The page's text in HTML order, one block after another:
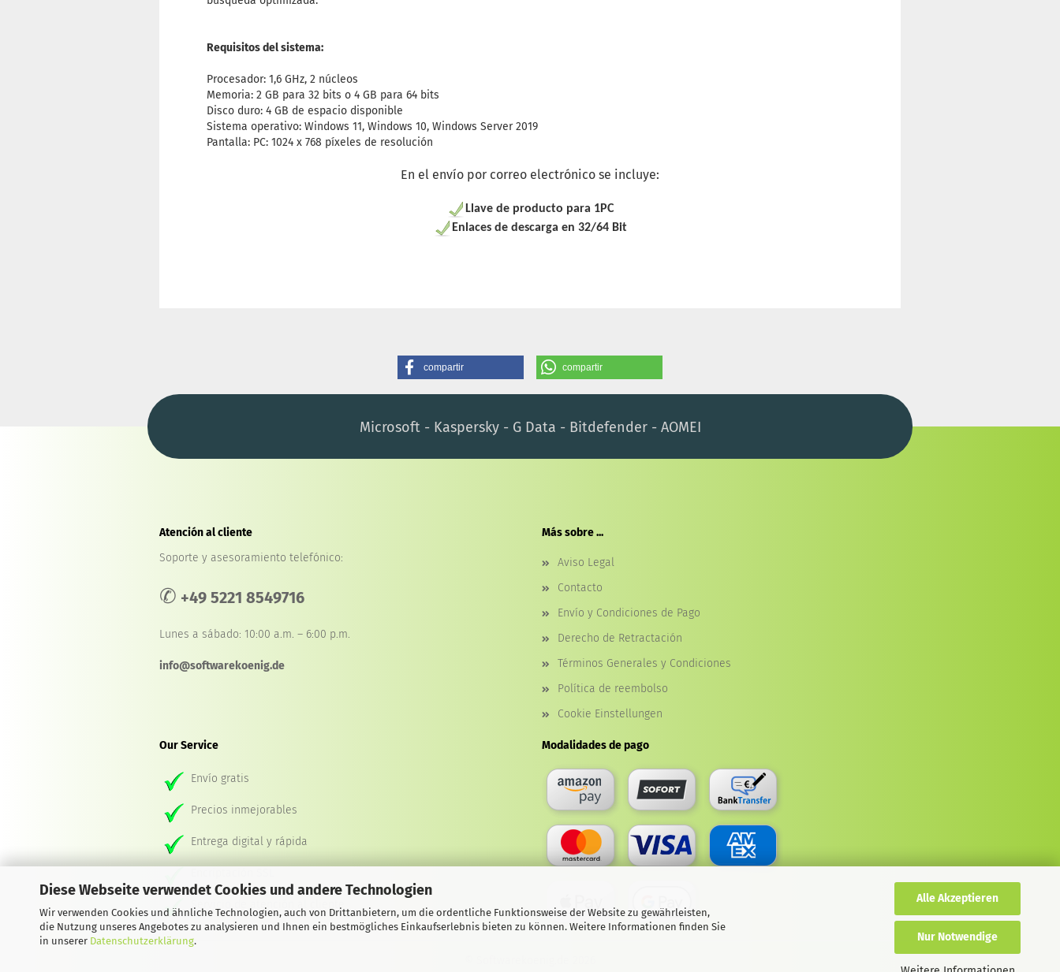
Diese Webseite verwendet Cookies und andere Technologien
Wir verwenden Cookies und ähnliche Technologien, auch von Drittanbietern, um die ordentliche Funktionsweise der Website zu gewährleisten,
die Nutzung unseres Angebotes zu analysieren und Ihnen ein bestmögliches Einkaufserlebnis bieten zu können. Weitere Informationen finden Sie
in unserer Datenschutzerklärung.
Alle Akzeptieren
Nur Notwendige
Requisitos del sistema:
Procesador: 1,6 GHz, 2 núcleos
Memoria: 2 GB para 32 bits o 4 GB para 64 bits
Disco duro: 4 GB de espacio disponible
Sistema operativo: Windows 11, Windows 10, Windows Server 2019
Pantalla: PC: 1024 x 768 píxeles de resolución
En el envío por correo electrónico se incluye:
Llave de producto para 1PC
Enlaces de descarga en 32/64 Bit
compartir compartir
Microsoft - Kaspersky - G Data - Bitdefender - AOMEI
Atención al cliente
Soporte y asesoramiento telefónico:
✆ +49 5221 8549716
Lunes a sábado: 10:00 a.m. – 6:00 p.m.
info@softwarekoenig.de
Más sobre ...
Aviso Legal
Contacto
Envío y Condiciones de Pago
Derecho de Retractación
Términos Generales y Condiciones
Política de reembolso
Cookie Einstellungen
Our Service
Envío gratis
Precios inmejorables
Entrega digital y rápida
Servicio de atención al cliente
Modalidades de pago